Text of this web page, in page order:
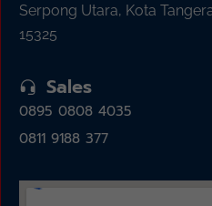
Serpong Utara, Kota
15325
Sales
0895 0808 4035
0811 9188 377